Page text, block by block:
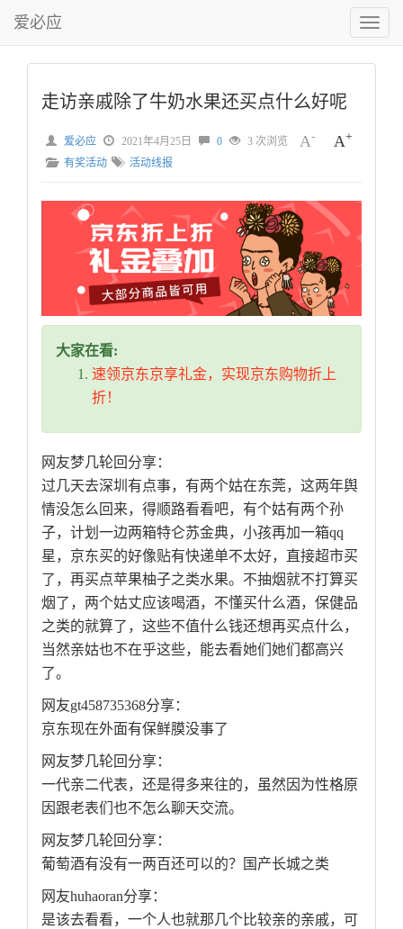
切
换
菜
爱必应
走访亲戚除了牛奶水果还买点什么好呢
A- A+
爱必应 2021年4月25日 0
3 次浏览
有奖活动
活动线报
大家在看:
速领京东京享礼金，实现京东购物折上
折！
网友梦几轮回分享：
过几天去深圳有点事，有两个姑在东莞，这两年舆
情没怎么回来，得顺路看看吧，有个姑有两个孙
子，计划一边两箱特仑苏金典，小孩再加一箱qq
星，京东买的好像贴有快递单不太好，直接超市买
了，再买点苹果柚子之类水果。不抽烟就不打算买
烟了，两个姑丈应该喝酒，不懂买什么酒，保健品
之类的就算了，这些不值什么钱还想再买点什么，
当然亲姑也不在乎这些，能去看她们她们都高兴
了。
网友gt458735368分享：
京东现在外面有保鲜膜没事了
网友梦几轮回分享：
一代亲二代表，还是得多来往的，虽然因为性格原
因跟老表们也不怎么聊天交流。
网友梦几轮回分享：
葡萄酒有没有一两百还可以的？国产长城之类
网友huhaoran分享：
是该去看看，一个人也就那几个比较亲的亲戚，可